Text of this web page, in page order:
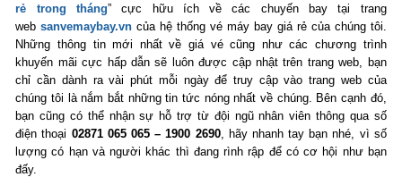
rẻ trong tháng” cực hữu ích về các chuyến bay tại trang
websanvemaybay.vn của hệ thống vé máy bay giá rẻ của chúng tôi.
Những thông tin mới nhất về giá vé cũng như các chương trình
khuyến mãi cực hấp dẫn sẽ luôn được cập nhật trên trang web, bạn
chỉ cần dành ra vài phút mỗi ngày để truy cập vào trang web của
chúng tôi là nắm bắt những tin tức nóng nhất về chúng. Bên cạnh đó,
bạn cũng có thể nhận sự hỗ trợ từ đội ngũ nhân viên thông qua số
điện thoại 02871 065 065 – 1900 2690, hãy nhanh tay bạn nhé, vì số
lượng có hạn và người khác thì đang rình rập để có cơ hội như bạn
đấy.